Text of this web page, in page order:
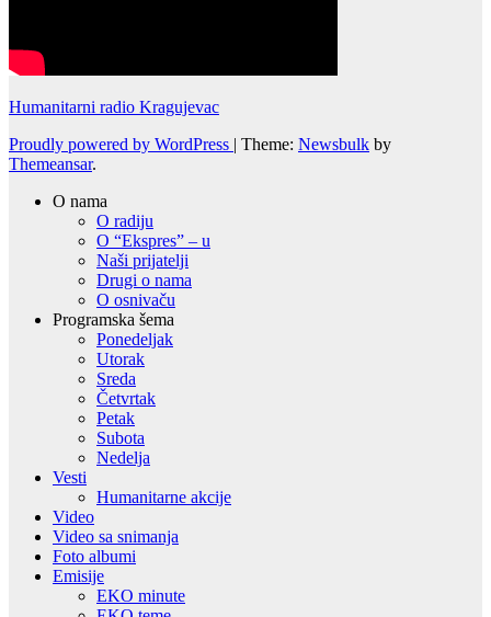
Humanitarni radio Kragujevac
Proudly powered by WordPress | Theme: Newsbulk by
Themeansar.
O nama
O radiju
O “Ekspres” – u
Naši prijatelji
Drugi o nama
O osnivaču
Programska šema
Ponedeljak
Utorak
Sreda
Četvrtak
Petak
Subota
Nedelja
Vesti
Humanitarne akcije
Video
Video sa snimanja
Foto albumi
Emisije
EKO minute